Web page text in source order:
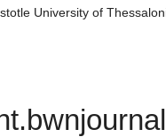
University of